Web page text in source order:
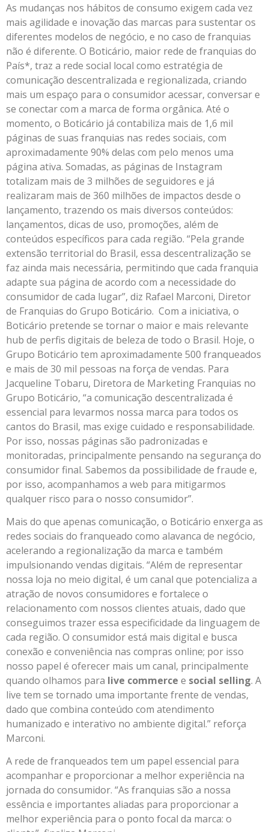
As mudanças nos hábitos de consumo exigem cada vez
mais agilidade e inovação das marcas para sustentar os
diferentes modelos de negócio, e no caso de franquias
não é diferente. O Boticário, maior rede de franquias do
País*, traz a rede social local como estratégia de
comunicação descentralizada e regionalizada, criando
mais um espaço para o consumidor acessar, conversar e
se conectar com a marca de forma orgânica. Até o
momento, o Boticário já contabiliza mais de 1,6 mil
páginas de suas franquias nas redes sociais, com
aproximadamente 90% delas com pelo menos uma
página ativa. Somadas, as páginas de Instagram
totalizam mais de 3 milhões de seguidores e já
realizaram mais de 360 milhões de impactos desde o
lançamento, trazendo os mais diversos conteúdos:
lançamentos, dicas de uso, promoções, além de
conteúdos específicos para cada região. “Pela grande
extensão territorial do Brasil, essa descentralização se
faz ainda mais necessária, permitindo que cada franquia
adapte sua página de acordo com a necessidade do
consumidor de cada lugar”, diz Rafael Marconi, Diretor
de Franquias do Grupo Boticário. Com a iniciativa, o
Boticário pretende se tornar o maior e mais relevante
hub de perfis digitais de beleza de todo o Brasil. Hoje, o
Grupo Boticário tem aproximadamente 500 franqueados
e mais de 30 mil pessoas na força de vendas. Para
Jacqueline Tobaru, Diretora de Marketing Franquias no
Grupo Boticário, “a comunicação descentralizada é
essencial para levarmos nossa marca para todos os
cantos do Brasil, mas exige cuidado e responsabilidade.
Por isso, nossas páginas são padronizadas e
monitoradas, principalmente pensando na segurança do
consumidor final. Sabemos da possibilidade de fraude e,
por isso, acompanhamos a web para mitigarmos
qualquer risco para o nosso consumidor”.
Mais do que apenas comunicação, o Boticário enxerga as
redes sociais do franqueado como alavanca de negócio,
acelerando a regionalização da marca e também
impulsionando vendas digitais. “Além de representar
nossa loja no meio digital, é um canal que potencializa a
atração de novos consumidores e fortalece o
relacionamento com nossos clientes atuais, dado que
conseguimos trazer essa especificidade da linguagem de
cada região. O consumidor está mais digital e busca
conexão e conveniência nas compras online; por isso
nosso papel é oferecer mais um canal, principalmente
quando olhamos para live commerce e social selling. A
live tem se tornado uma importante frente de vendas,
dado que combina conteúdo com atendimento
humanizado e interativo no ambiente digital.” reforça
Marconi.
A rede de franqueados tem um papel essencial para
acompanhar e proporcionar a melhor experiência na
jornada do consumidor. “As franquias são a nossa
essência e importantes aliadas para proporcionar a
melhor experiência para o ponto focal da marca: o